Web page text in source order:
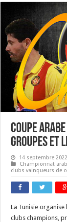
Coupe
groupes et
14 septembre 2022
Championnat
clubs vainqueurs de
La Tunisie
clubs champions,